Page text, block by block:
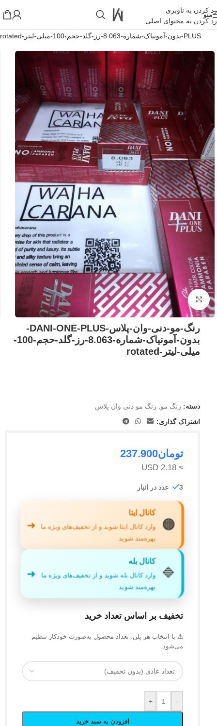
رد کردن به ناوبری
رد کردن به محتوای اصلی
!تجربه یک خرید عالی فرصت را از دست ندهید همین امروز از تخفیفات
ویژه بهرمند شوید!
منو
خانه »فروشگاه اینترنتی واکارنا
PLUS-بدون-آمونیاک-شماره-8.063-رز-گلد-حجم-100-میلی-لیتر-rotated
بزرگنمایی تصویر
رنگ-مو-دنی-وان-پلاس-DANI-ONE-PLUS-
بدون-آمونیاک-شماره-8.063-رز-گلد-حجم-100-
میلی-لیتر-rotated
دسته: رنگ مو, رنگ مو دنی وان پلاس
اشتراک گذاری:
تومان237.900
≈ 2.18 USD
3 عدد در انبار
🟠
کانال ایتا
وارد کانال ایتا شوید و از تخفیف‌های ویژه ما
بهره‌مند شوید
➜
🔷
کانال بله
وارد کانال بله شوید و از تخفیف‌های ویژه ما
بهره‌مند شوید
➜
تخفیف بر اساس تعداد خرید
⚠️ با انتخاب هر پلن، تعداد محصول به‌صورت خودکار تنظیم
می‌شود.
-
+
افزودن به سبد خرید